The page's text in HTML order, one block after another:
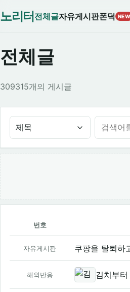
노리터 전체글자유게시판폰덕 NEW
전체글
309315개의 게시글
제목
번호
자유게시판 쿠팡을 탈퇴하
해외반응 김치부